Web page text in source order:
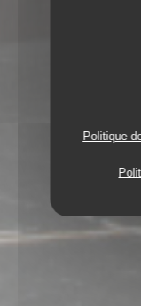
Politique